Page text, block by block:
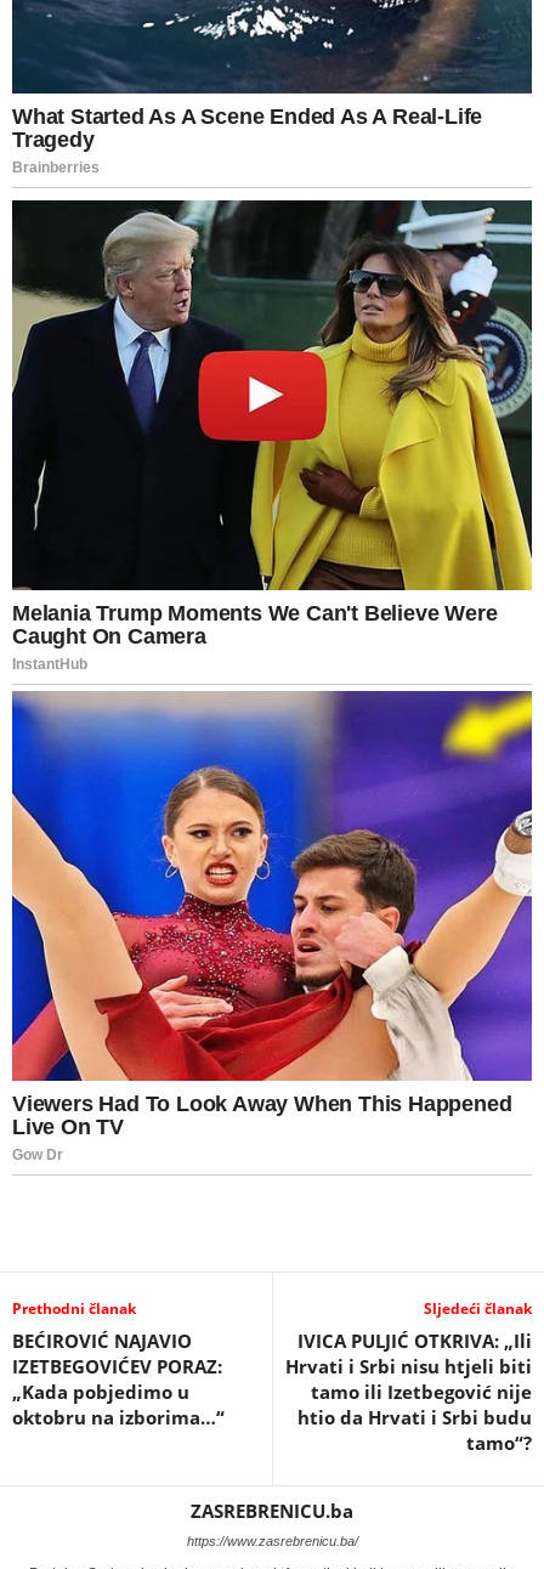
Prethodni članak
BEĆIROVIĆ NAJAVIO
IZETBEGOVIĆEV PORAZ:
„Kada pobjedimo u
oktobru na izborima…“
Sljedeći članak
IVICA PULJIĆ OTKRIVA: „Ili
Hrvati i Srbi nisu htjeli biti
tamo ili Izetbegović nije
htio da Hrvati i Srbi budu
tamo“?
ZASREBRENICU.ba
https://www.zasrebrenicu.ba/